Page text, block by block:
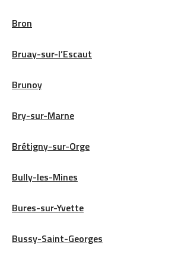
Bron
Bruay-sur-l’Escaut
Brunoy
Bry-sur-Marne
Brétigny-sur-Orge
Bully-les-Mines
Bures-sur-Yvette
Bussy-Saint-Georges